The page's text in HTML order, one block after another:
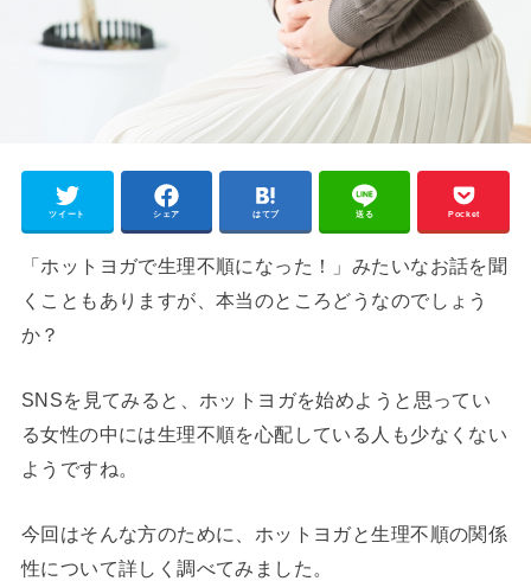
ツイート シェア はてブ 送る Pocket
「ホットヨガで生理不順になった！」みたいなお話を聞
くこともありますが、本当のところどうなのでしょう
か？
SNSを見てみると、ホットヨガを始めようと思ってい
る女性の中には生理不順を心配している人も少なくない
ようですね。
今回はそんな方のために、ホットヨガと生理不順の関係
性について詳しく調べてみました。